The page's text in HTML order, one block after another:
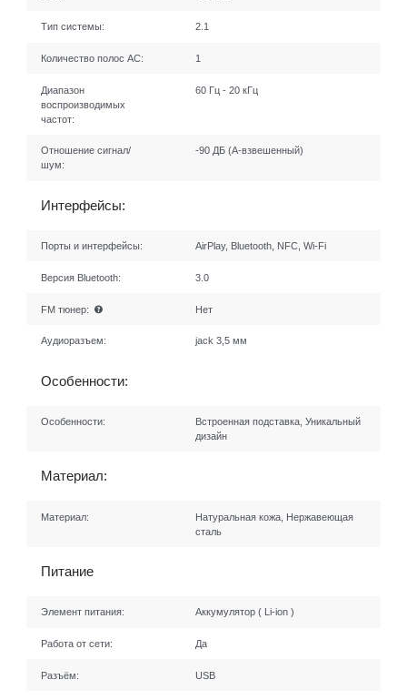
Тип системы: 2.1
Количество полос AC: 1
Диапазон
воспроизводимых
частот:
60 Гц - 20 кГц
Отношение сигнал/
шум:
-90 ДБ (A-взвешенный)
Интерфейсы:
Порты и интерфейсы: AirPlay, Bluetooth, NFC, Wi-Fi
Версия Bluetooth: 3.0
FM тюнер: Нет
Аудиоразъем: jack 3,5 мм
Особенности:
Особенности:
Встроенная подставка, Уникальный
дизайн
Материал:
Материал:
Натуральная кожа, Нержавеющая
сталь
Питание
Элемент питания: Аккумулятор ( Li-ion )
Работа от сети: Да
Разъём: USB